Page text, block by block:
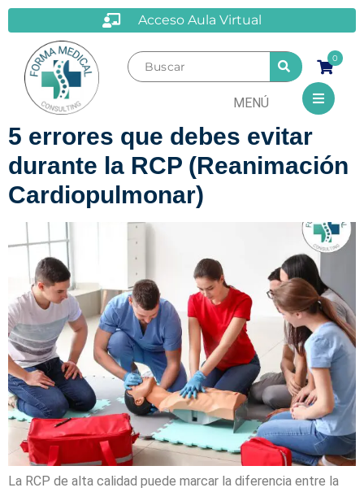
Acceso Aula Virtual
0
MENÚ
5 errores que debes evitar
durante la RCP (Reanimación
Cardiopulmonar)
La RCP de alta calidad puede marcar la diferencia entre la